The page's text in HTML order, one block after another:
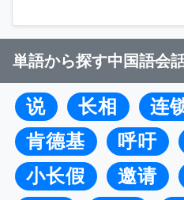
単語から探す中国語会
说 长相 连
肯德基
呼吁
小长假
邀请